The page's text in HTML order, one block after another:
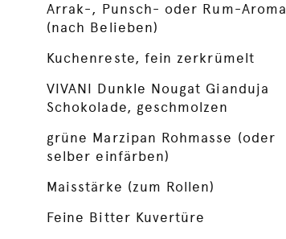
Arrak-, Punsch- oder Rum-Aroma
(nach Belieben)
Kuchenreste, fein zerkrümelt
VIVANI Dunkle Nougat Gianduja
Schokolade, geschmolzen
grüne Marzipan Rohmasse (oder
selber einfärben)
Maisstärke (zum Rollen)
Feine Bitter Kuvertüre